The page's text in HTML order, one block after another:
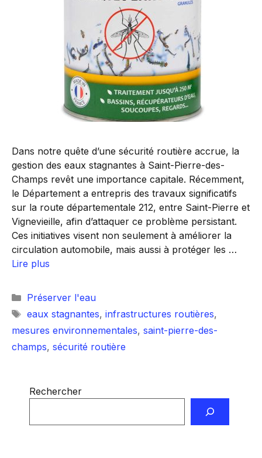
Dans notre quête d’une sécurité routière accrue, la
gestion des eaux stagnantes à Saint-Pierre-des-
Champs revêt une importance capitale. Récemment,
le Département a entrepris des travaux significatifs
sur la route départementale 212, entre Saint-Pierre et
Vignevieille, afin d’attaquer ce problème persistant.
Ces initiatives visent non seulement à améliorer la
circulation automobile, mais aussi à protéger les …
Lire plus
Catégories
Préserver l'eau
Étiquettes
eaux stagnantes, infrastructures routières,
mesures environnementales, saint-pierre-des-
champs, sécurité routière
Rechercher